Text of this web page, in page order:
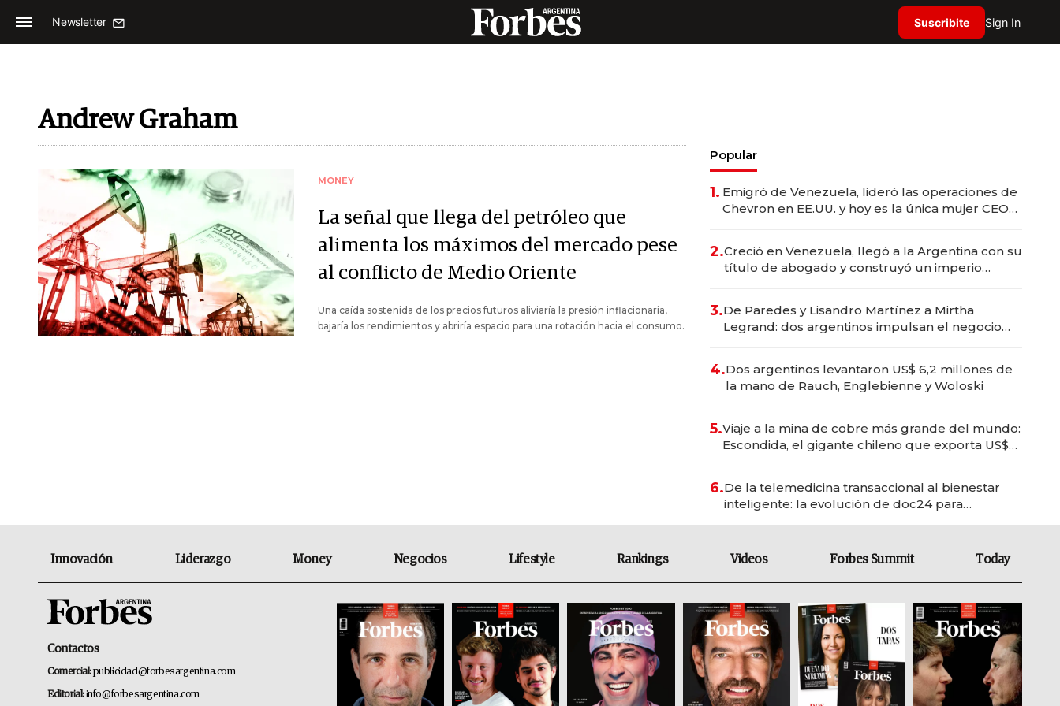
Newsletter Suscribite Sign In
Andrew Graham
MONEY
La señal que llega del petróleo que
alimenta los máximos del mercado pese
al conflicto de Medio Oriente
Una caída sostenida de los precios futuros aliviaría la presión inflacionaria,
bajaría los rendimientos y abriría espacio para una rotación hacia el consumo.
Popular
1. Emigró de Venezuela, lideró las operaciones de
Chevron en EE.UU. y hoy es la única mujer CEO
2.Creció en Venezuela, llegó a la Argentina con su
título de abogado y construyó un imperio
3.De Paredes y Lisandro Martínez a Mirtha
Legrand: dos argentinos impulsan el negocio
4.Dos argentinos levantaron US$ 6,2 millones de
la mano de Rauch, Englebienne y Woloski
5.Viaje a la mina de cobre más grande del mundo:
Escondida, el gigante chileno que exporta US$
6.De la telemedicina transaccional al bienestar
inteligente: la evolución de doc24 para
Innovación Liderazgo Money Negocios Lifestyle Rankings Videos Forbes Summit Today
Contactos
Comercial:publicidad@forbesargentina.com
Editorial:info@forbesargentina.com